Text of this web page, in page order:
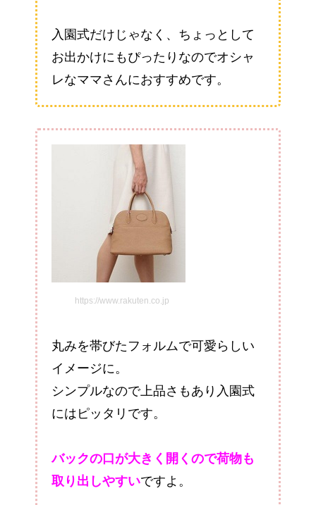
入園式だけじゃなく、ちょっとして
お出かけにもぴったりなのでオシャ
レなママさんにおすすめです。
https://www.rakuten.co.jp
丸みを帯びたフォルムで可愛らしい
イメージに。
シンプルなので上品さもあり入園式
にはピッタリです。
バックの口が大きく開くので荷物も
取り出しやすいですよ。